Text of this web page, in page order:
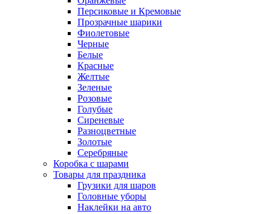
Персиковые и Кремовые
Прозрачные шарики
Фиолетовые
Черные
Белые
Красные
Желтые
Зеленые
Розовые
Голубые
Сиреневые
Разноцветные
Золотые
Серебряные
Коробка с шарами
Товары для праздника
Грузики для шаров
Головные уборы
Наклейки на авто